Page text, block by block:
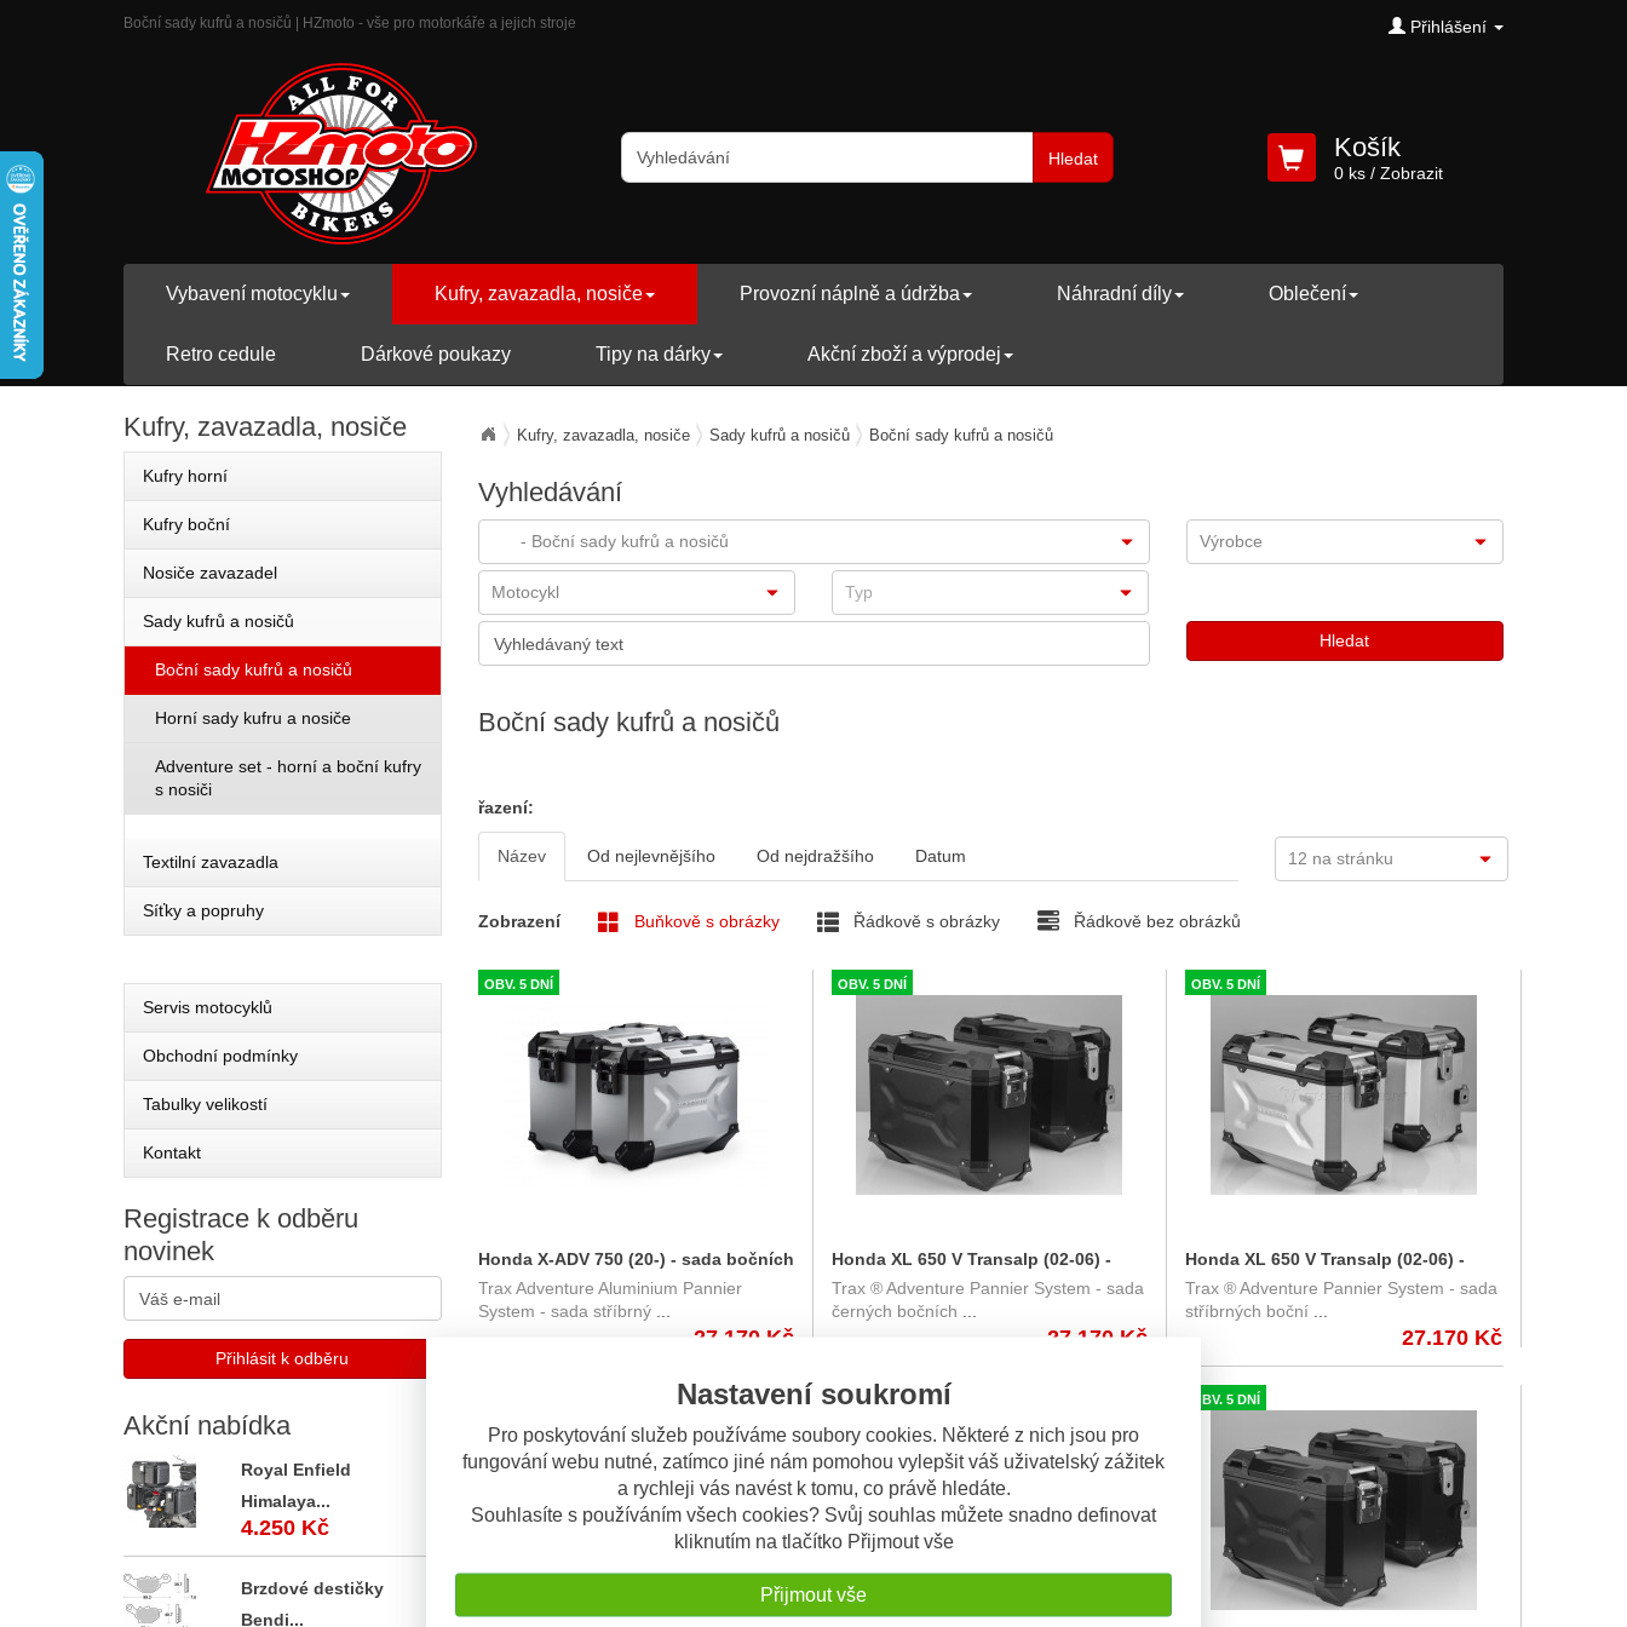
Nastavení soukromí
Pro poskytování služeb používáme soubory cookies. Některé z nich jsou pro
fungování webu nutné, zatímco jiné nám pomohou vylepšit váš uživatelský zážitek
a rychleji vás navést k tomu, co právě hledáte.
Souhlasíte s používáním všech cookies? Svůj souhlas můžete snadno definovat
kliknutím na tlačítko Přijmout vše
Přijmout vše
Boční sady kufrů a nosičů | HZmoto - vše pro motorkáře a jejich stroje Přihlášení
Hledat Košík
0 ks/ Zobrazit
Vybavení motocyklu Kufry, zavazadla, nosiče Provozní náplně a údržba Náhradní díly Oblečení
Retro cedule Dárkové poukazy Tipy na dárky Akční zboží a výprodej
Kufry, zavazadla, nosiče Sady kufrů a nosičů Boční sady kufrů a nosičů
Vyhledávání
Boční sady kufrů a nosičů
řazení:
Název Od nejlevnějšího Od nejdražšího Datum
Zobrazení Buňkově s obrázky Řádkově s obrázky Řádkově bez obrázků
OBV. 5 DNÍ
Honda X-ADV 750 (20-) - sada bočních
kufrů TRAX Adventure 45/37 l. s
nosiči Stříbrné kufry
Trax Adventure Aluminium Pannier
System - sada stříbrný...
27.170 Kč
OBV. 5 DNÍ
Honda XL 650 V Transalp (02-06) -
sada bočních kufrů TRAX Adventure
45/37 l s nosičem - černé
Trax ® Adventure Pannier System - sada
černých bočních
27.170 Kč
OBV. 5 DNÍ
Honda XL 650 V Transalp (02-06) -
sada bočních kufrů TRAX Adventure
45/37 l s nosičem - stříbrné
Trax ® Adventure Pannier System - sada
stříbrných boční
27.170 Kč
OBV. 10 DNÍ OBV. 5 DNÍ
Kufry, zavazadla, nosiče
Kufry horní
Kufry boční
Nosiče zavazadel
Sady kufrů a nosičů
Boční sady kufrů a nosičů
Horní sady kufru a nosiče
Adventure set - horní a boční kufry
s nosiči
Textilní zavazadla
Síťky a popruhy
Servis motocyklů
Obchodní podmínky
Tabulky velikostí
Kontakt
Registrace k odběru
novinek
Akční nabídka
Royal Enfield
Himalaya...
4.250 Kč
Brzdové destičky
Bendi...